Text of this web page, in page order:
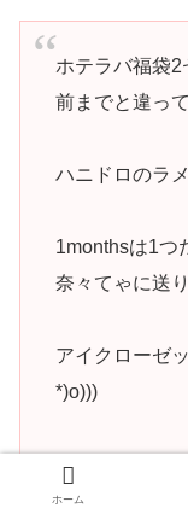
ホテラバ福袋2
前までと違っ
ハニドロのラ
1monthsは1つ
アイクローゼ
*)o)))
#ホテラ
#ホテラバ福
ホーム